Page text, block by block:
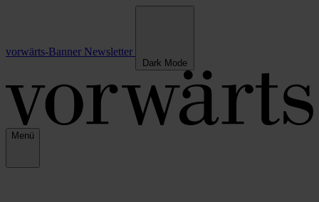
vorwärts-Banner Newsletter
Dark Mode
Menü